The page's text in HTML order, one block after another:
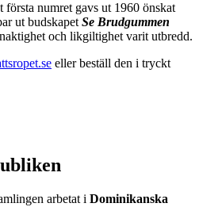
första numret gavs ut 1960 önskat
ut budskapet Se Brudgummen
och likgiltighet varit utbredd.
eller beställ den i tryckt
arbetat i Dominikanska